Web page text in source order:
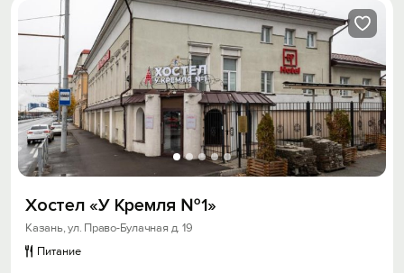
Хостел «У Кремля №1»
Казань, ул. Право-Булачная д. 19
Питание